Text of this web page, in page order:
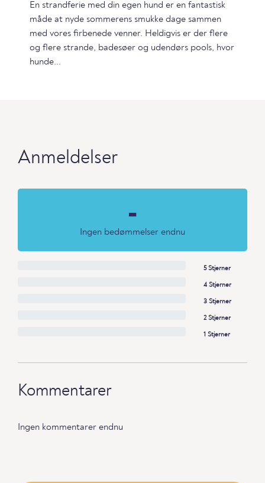
En strandferie med din egen hund er en fantastisk
måde at nyde sommerens smukke dage sammen
med vores firbenede venner. Heldigvis er der flere
og flere strande, badesøer og udendørs pools, hvor
hunde...
Anmeldelser
-
Ingen bedømmelser endnu
5 Stjerner
4 Stjerner
3 Stjerner
2 Stjerner
1 Stjerner
Kommentarer
Ingen kommentarer endnu